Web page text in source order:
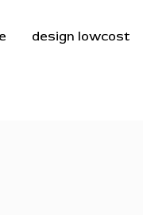
design lowcost